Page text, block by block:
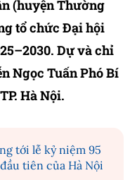
(huyện Thường
tổ chức Đại hội
Dự và chỉ
Ngọc Tuấn Phó Bí
Hà Nội.
tới lễ kỷ niệm 95
tiên của Hà Nội